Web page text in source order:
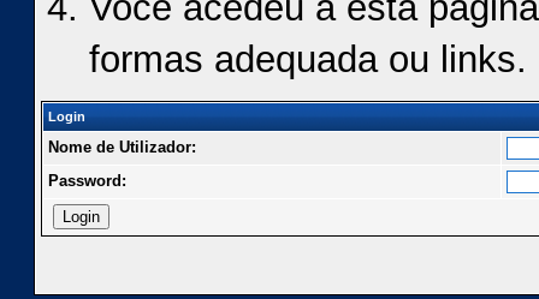
formas adequada ou links.
Login
Nome de Utilizador:
Password: